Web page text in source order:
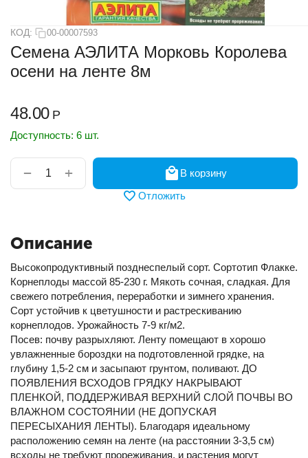
КОД: 00-00007593
Семена АЭЛИТА Морковь Королева
осени на ленте 8м
48.00 Р
Доступность: 6 шт.
+
−
В корзину
Отложить
Описание
Высокопродуктивный позднеспелый сорт. Сортотип Флакке.
Корнеплоды массой 85-230 г. Мякоть сочная, сладкая. Для
свежего потребления, переработки и зимнего хранения.
Сорт устойчив к цветушности и растрескиванию
корнеплодов. Урожайность 7-9 кг/м2.
Посев: почву разрыхляют. Ленту помещают в хорошо
увлажненные бороздки на подготовленной грядке, на
глубину 1,5-2 см и засыпают грунтом, поливают. ДО
ПОЯВЛЕНИЯ ВСХОДОВ ГРЯДКУ НАКРЫВАЮТ
ПЛЕНКОЙ, ПОДДЕРЖИВАЯ ВЕРХНИЙ СЛОЙ ПОЧВЫ ВО
ВЛАЖНОМ СОСТОЯНИИ (НЕ ДОПУСКАЯ
ПЕРЕСЫХАНИЯ ЛЕНТЫ). Благодаря идеальному
расположению семян на ленте (на расстоянии 3-3,5 см)
всходы не требуют прореживания, и растения могут